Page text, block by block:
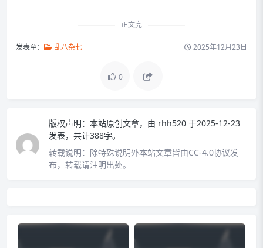
正文完
发表至： 乱八杂七 2025年12月23日
0
版权声明： 本站原创文章，由 rhh520 于2025-12-23
发表，共计388字。
转载说明： 除特殊说明外本站文章皆由CC-4.0协议发
布，转载请注明出处。